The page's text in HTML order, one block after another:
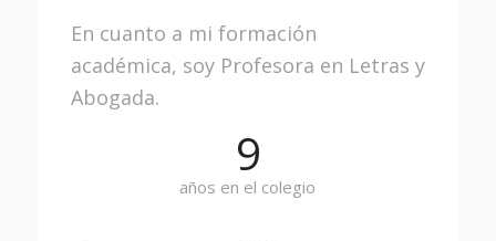
En cuanto a mi formación
académica, soy Profesora en Letras y
Abogada.
9
años en el colegio